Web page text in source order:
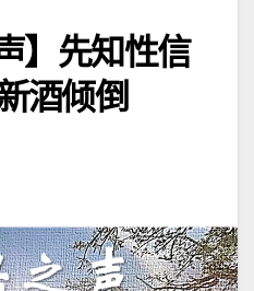
】先知性信
酒倾倒